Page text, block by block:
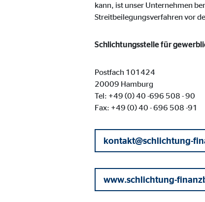
kann, ist unser Unternehmen
Streitbeilegungsverfahren vor
Schlichtungsstelle für
Postfach 101424
20009 Hamburg
Tel: +49 (0) 40 -696 508 - 90
Fax: +49 (0) 40 - 696 508 -91
kontakt@schlichtung-
www.schlichtung-
Adform | Empfänger: OVB, Adform A/S
Zweck:
Cookie Laufzeit:
Externe Medien
Inhalte von Video- und Kartenplattformen
willigen Sie auch in die mögliche
Google Maps | Empfänger: OVB,